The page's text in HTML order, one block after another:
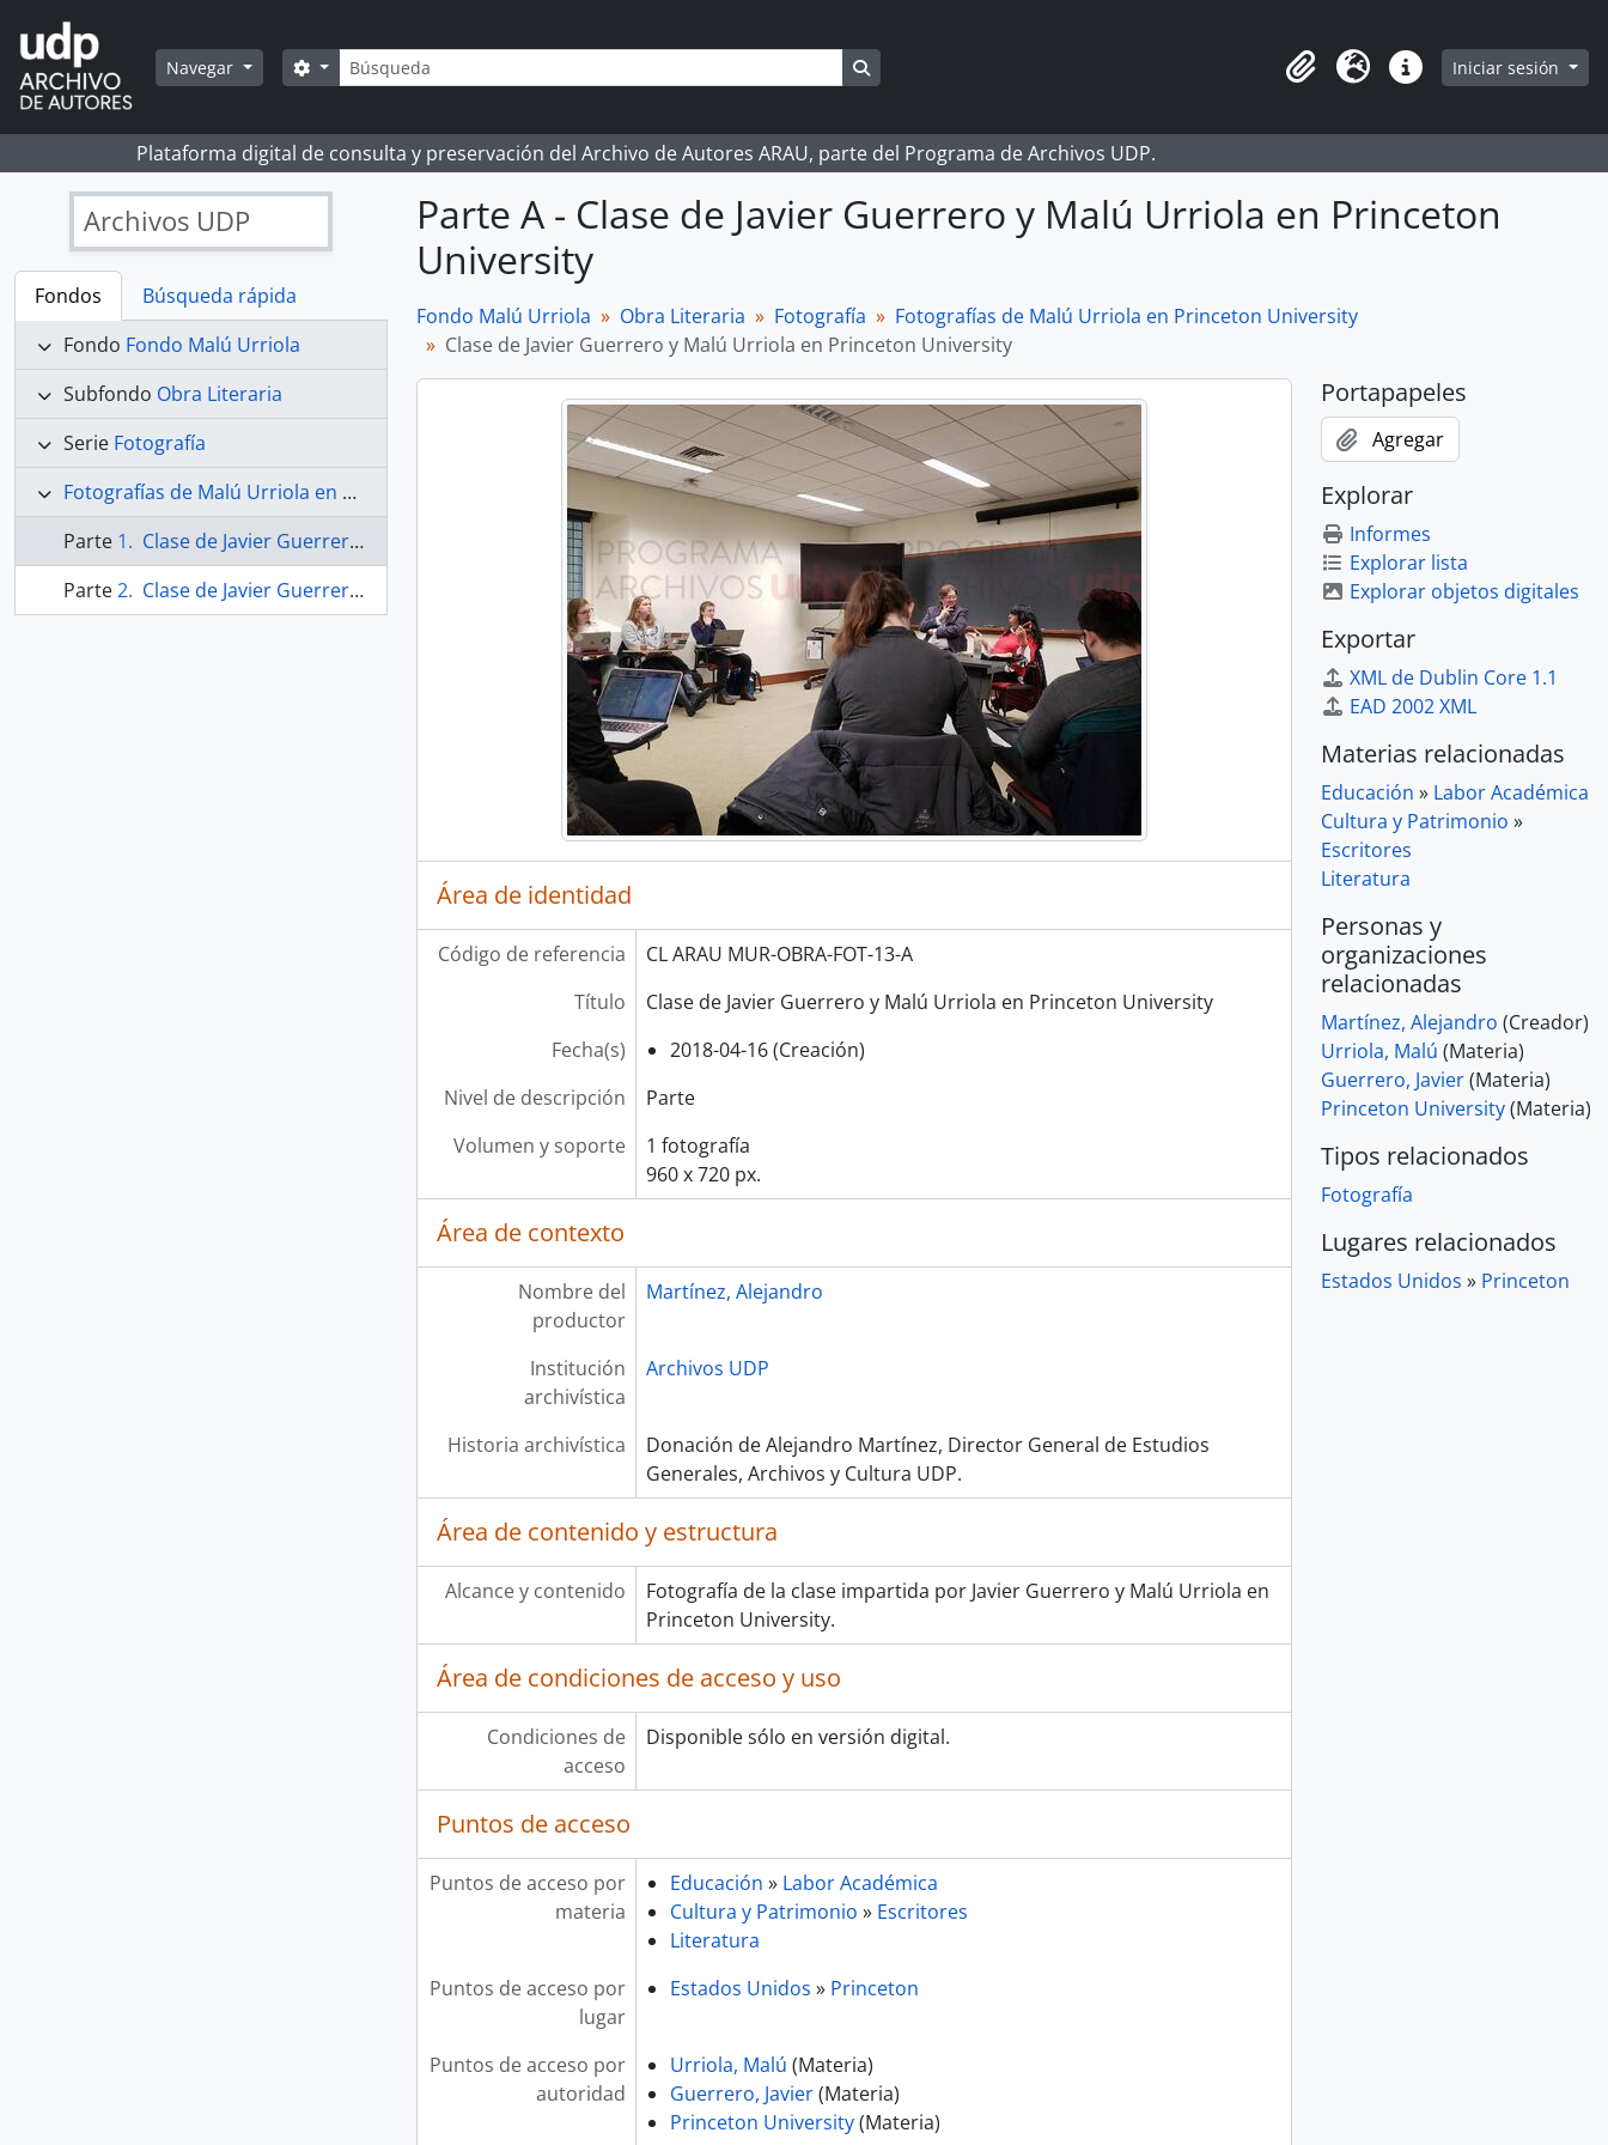
Skip to main content
Navegar Búsqueda
Search options
Portapapeles
Idioma Enlaces rápidos
Iniciar sesión
Plataforma digital de consulta y preservación del Archivo de Autores ARAU, parte del Programa de Archivos UDP.
Archivos UDP
Fondos
Búsqueda rápida
Fondo Fondo Malú Urriola
Subfondo Obra Literaria
Serie Fotografía
Fotografías de Malú Urriola en Princeton University
Parte
Clase de Javier Guerrero y Malú Urriola en Princeton University
Parte
Clase de Javier Guerrero y Malú Urriola en Princeton University
Parte A - Clase de Javier Guerrero y Malú Urriola en Princeton
University
Fondo Malú Urriola Obra Literaria Fotografía
Fotografías de Malú Urriola en Princeton University
Clase de Javier Guerrero y Malú Urriola en Princeton University
Área de identidad
Código de referencia
CL ARAU MUR-OBRA-FOT-13-A
Título
Clase de Javier Guerrero y Malú Urriola en Princeton University
Fecha(s)
2018-04-16 (Creación)
Nivel de descripción
Parte
Volumen y soporte
1 fotografía
960 x 720 px.
Área de contexto
Nombre del
productor
Martínez, Alejandro
Institución
archivística
Archivos UDP
Historia archivística
Donación de Alejandro Martínez, Director General de Estudios
Generales, Archivos y Cultura UDP.
Área de contenido y estructura
Alcance y contenido
Fotografía de la clase impartida por Javier Guerrero y Malú Urriola en
Princeton University.
Área de condiciones de acceso y uso
Condiciones de
acceso
Disponible sólo en versión digital.
Puntos de acceso
Puntos de acceso por
materia
Educación » Labor Académica
Cultura y Patrimonio » Escritores
Literatura
Puntos de acceso por
lugar
Estados Unidos » Princeton
Puntos de acceso por
autoridad
Urriola, Malú (Materia)
Guerrero, Javier(Materia)
Princeton University(Materia)
Portapapeles
Agregar
Explorar
Informes
Explorar lista
Explorar objetos digitales
Exportar
XML de Dublin Core 1.1
EAD 2002 XML
Materias relacionadas
Educación » Labor Académica
Cultura y Patrimonio »
Escritores
Literatura
Personas y
organizaciones
relacionadas
Martínez, Alejandro (Creador)
Urriola, Malú (Materia)
Guerrero, Javier(Materia)
Princeton University(Materia)
Tipos relacionados
Fotografía
Lugares relacionados
Estados Unidos » Princeton